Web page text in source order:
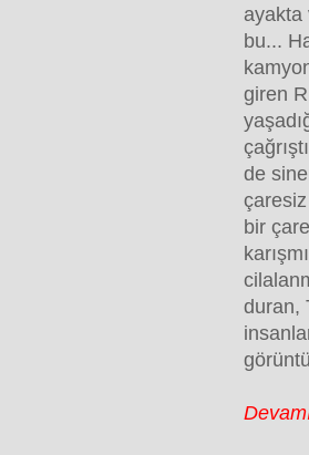
ayakta
bu...
giren
de
çaresiz
bir
duran,